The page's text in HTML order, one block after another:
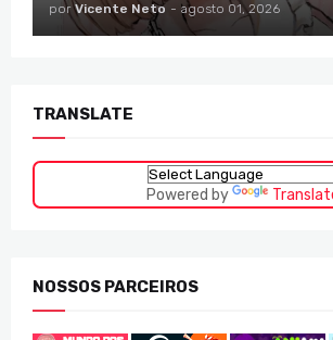
por Vicente Neto - agosto 01, 2026
TRANSLATE
Powered by
NOSSOS PARCEIROS